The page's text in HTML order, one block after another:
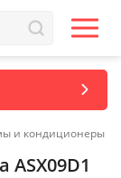
и кондиционеры